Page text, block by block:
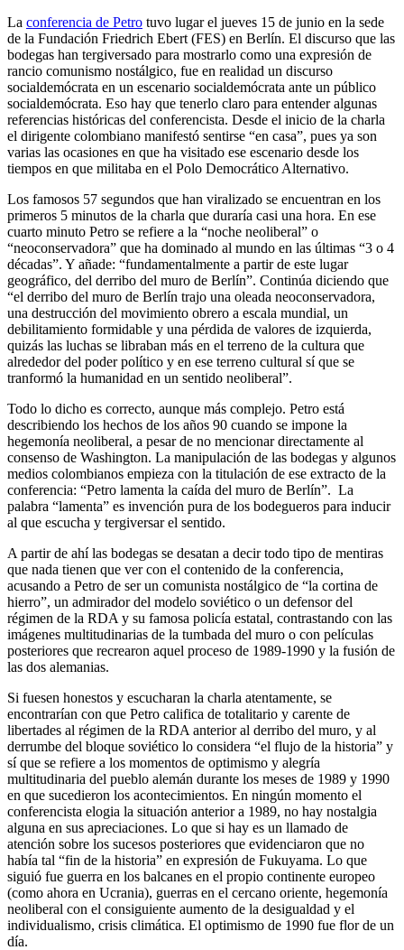
La conferencia de Petro tuvo lugar el jueves 15 de junio en la sede
de la Fundación Friedrich Ebert (FES) en Berlín. El discurso que las
bodegas han tergiversado para mostrarlo como una expresión de
rancio comunismo nostálgico, fue en realidad un discurso
socialdemócrata en un escenario socialdemócrata ante un público
socialdemócrata. Eso hay que tenerlo claro para entender algunas
referencias históricas del conferencista. Desde el inicio de la charla
el dirigente colombiano manifestó sentirse “en casa”, pues ya son
varias las ocasiones en que ha visitado ese escenario desde los
tiempos en que militaba en el Polo Democrático Alternativo.
Los famosos 57 segundos que han viralizado se encuentran en los
primeros 5 minutos de la charla que duraría casi una hora. En ese
cuarto minuto Petro se refiere a la “noche neoliberal” o
“neoconservadora” que ha dominado al mundo en las últimas “3 o 4
décadas”. Y añade: “fundamentalmente a partir de este lugar
geográfico, del derribo del muro de Berlín”. Continúa diciendo que
“el derribo del muro de Berlín trajo una oleada neoconservadora,
una destrucción del movimiento obrero a escala mundial, un
debilitamiento formidable y una pérdida de valores de izquierda,
quizás las luchas se libraban más en el terreno de la cultura que
alrededor del poder político y en ese terreno cultural sí que se
tranformó la humanidad en un sentido neoliberal”.
Todo lo dicho es correcto, aunque más complejo. Petro está
describiendo los hechos de los años 90 cuando se impone la
hegemonía neoliberal, a pesar de no mencionar directamente al
consenso de Washington. La manipulación de las bodegas y algunos
medios colombianos empieza con la titulación de ese extracto de la
conferencia: “Petro lamenta la caída del muro de Berlín”. La
palabra “lamenta” es invención pura de los bodegueros para inducir
al que escucha y tergiversar el sentido.
A partir de ahí las bodegas se desatan a decir todo tipo de mentiras
que nada tienen que ver con el contenido de la conferencia,
acusando a Petro de ser un comunista nostálgico de “la cortina de
hierro”, un admirador del modelo soviético o un defensor del
régimen de la RDA y su famosa policía estatal, contrastando con las
imágenes multitudinarias de la tumbada del muro o con películas
posteriores que recrearon aquel proceso de 1989-1990 y la fusión de
las dos alemanias.
Si fuesen honestos y escucharan la charla atentamente, se
encontrarían con que Petro califica de totalitario y carente de
libertades al régimen de la RDA anterior al derribo del muro, y al
derrumbe del bloque soviético lo considera “el flujo de la historia” y
sí que se refiere a los momentos de optimismo y alegría
multitudinaria del pueblo alemán durante los meses de 1989 y 1990
en que sucedieron los acontecimientos. En ningún momento el
conferencista elogia la situación anterior a 1989, no hay nostalgia
alguna en sus apreciaciones. Lo que si hay es un llamado de
atención sobre los sucesos posteriores que evidenciaron que no
había tal “fin de la historia” en expresión de Fukuyama. Lo que
siguió fue guerra en los balcanes en el propio continente europeo
(como ahora en Ucrania), guerras en el cercano oriente, hegemonía
neoliberal con el consiguiente aumento de la desigualdad y el
individualismo, crisis climática. El optimismo de 1990 fue flor de un
día.